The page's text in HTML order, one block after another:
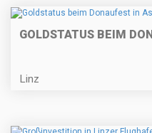
GOLDSTATUS BEIM
Linz